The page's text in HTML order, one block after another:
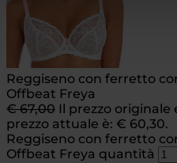
Reggiseno con ferretto
Offbeat Freya
€67,00 Il prezzo originale
prezzo attuale è: € 60,30.
Reggiseno con ferretto
Offbeat Freya quantità